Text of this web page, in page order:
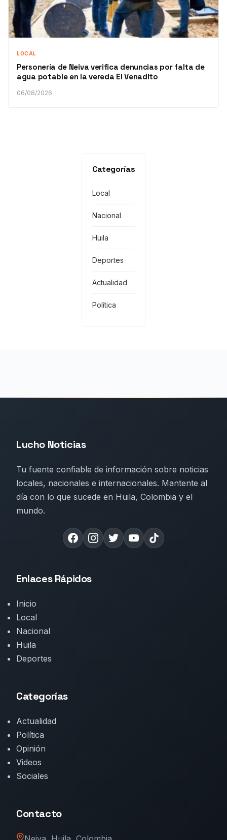
LOCAL
Personería de Neiva verifica denuncias por falta de
agua potable en la vereda El Venadito
06/08/2026
Categorías
Local
Nacional
Huila
Deportes
Actualidad
Política
Lucho Noticias
Tu fuente confiable de información sobre noticias
locales, nacionales e internacionales. Mantente al
día con lo que sucede en Huila, Colombia y el
mundo.
Enlaces Rápidos
Inicio
Local
Nacional
Huila
Deportes
Categorías
Actualidad
Política
Opinión
Videos
Sociales
Contacto